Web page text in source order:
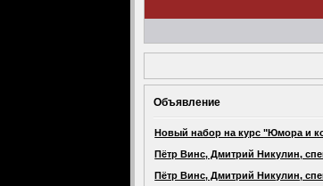
Объявление
Новый набор на курс "Юмора и
Пётр Винс, Дмитрий Никулин,
Пётр Винс, Дмитрий Никулин,